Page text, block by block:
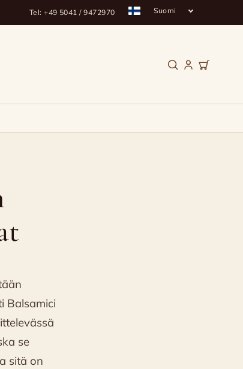
Tel: +49 5041 / 9472970 Suomi
Balsamici
se
sitä on